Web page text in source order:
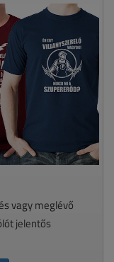
vagy meglévő
jelentős